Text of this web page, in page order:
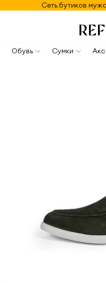
Сеть бутиков
Обувь Сумки